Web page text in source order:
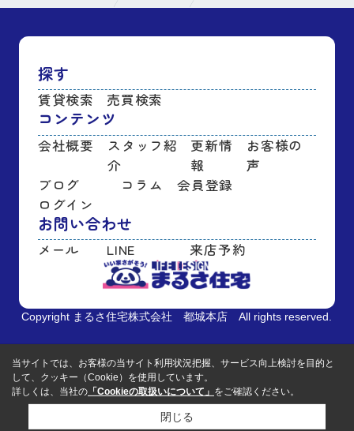
探す
賃貸検索 売買検索
コンテンツ
会社概要
スタッフ紹
介
更新情
報
お客様の
声
ブログ
コラム
会員登録
ログイン
お問い合わせ
メール LINE 来店予約
Copyright まるさ住宅株式会社 都城本店 All rights reserved.
当サイトでは、お客様の当サイト利用状況把握、サービス向上検討を目的と
して、クッキー（Cookie）を使用しています。
詳しくは、当社の 「Cookieの取扱いについて」 をご確認ください。
閉じる